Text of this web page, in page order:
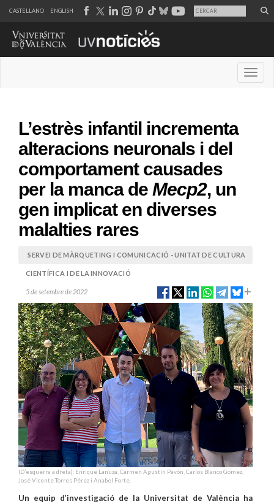
CASTELLANO ENGLISH
L’estrès infantil incrementa
alteracions neuronals i del
comportament causades
per la manca de Mecp2, un
gen implicat en diverses
malalties rares
SERVEI DE MÀRQUETING I COMUNICACIÓ - UNITAT DE CULTURA
CIENTÍFICA I DE LA INNOVACIÓ
5 de setembre de 2022
(D’esquerra a dreta): Enrique Lanuza, Carmen Agustín Pavón, Carlos Blanco Gómez,
José Vicente Torres Pérez i Anabel Forte.
Un equip d’investigació de la Universitat de València ha